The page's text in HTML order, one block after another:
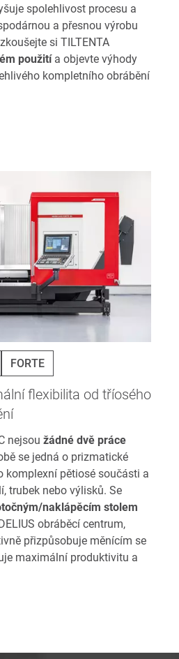
spolehlivost procesu a
a přesnou výrobu
si TILTENTA
použitía objevte výhody
kompletního obrábění
FORTE
flexibilita od tříosého
nejsou žádné dvě práce
se jedná o prizmatické
komplexní pětiosé součásti a
trubek nebo výlisků. Se
naklápěcím stolem
obráběcí centrum,
přizpůsobuje měnícím se
maximální produktivitu a